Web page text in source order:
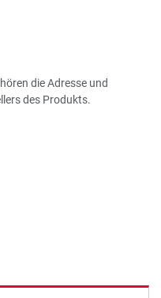
die Adresse und
des Produkts.